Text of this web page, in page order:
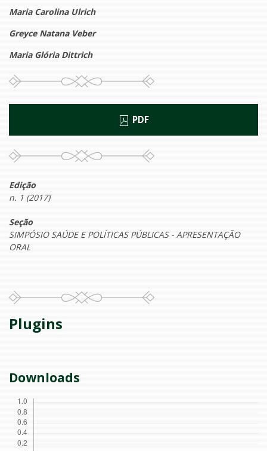
Maria Carolina Ulrich
Greyce Natana Veber
Maria Glória Dittrich
PDF
Edição
n. 1 (2017)
Seção
SIMPÓSIO SAÚDE E POLÍTICAS PÚBLICAS - APRESENTAÇÃO
ORAL
Plugins
Downloads